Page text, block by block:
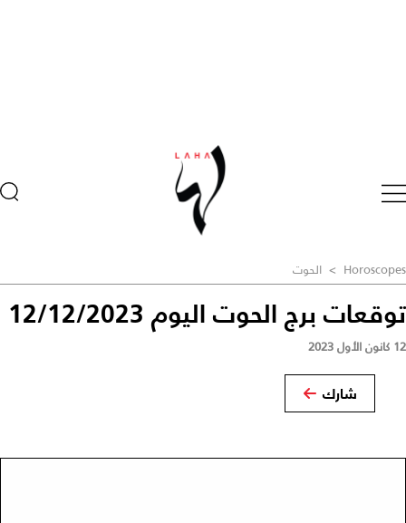
Horoscopes
> الحوت
توقعات برج الحوت اليوم 12/12/2023
12 كانون الأول 2023
شارك